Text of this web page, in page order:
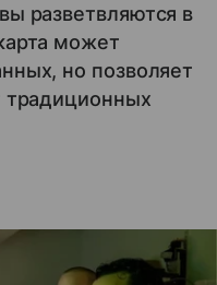
разветвляются в
может
но позволяет
традиционных